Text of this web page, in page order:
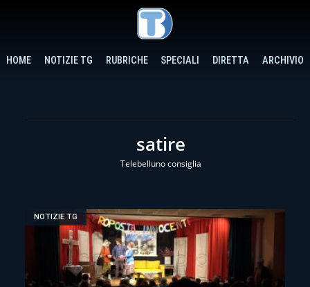
HOME NOTIZIE TG RUBRICHE SPECIALI DIRETTA ARCHIVIO
satire
Telebelluno consiglia
NOTIZIE TG